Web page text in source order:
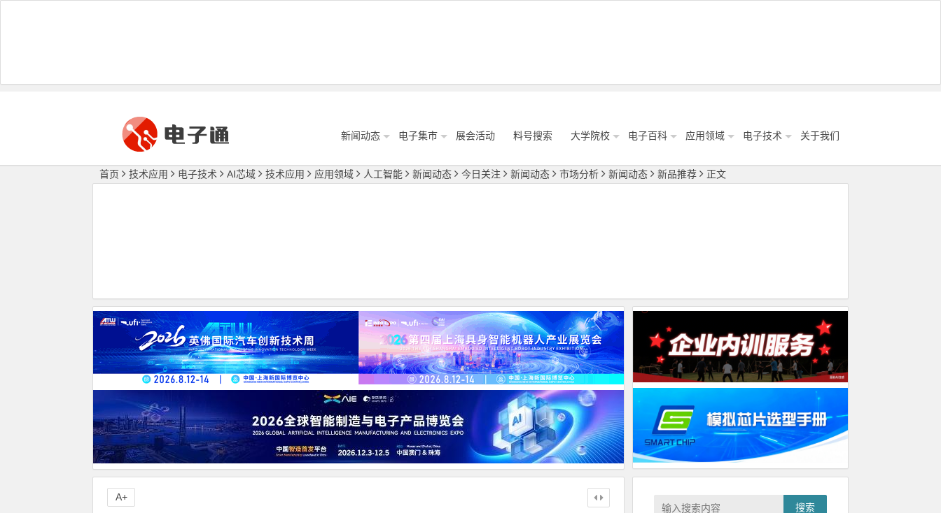
新闻动态 电子集市 展会活动 料号搜索 大学院校 电子百科 应用领域 电子技术 关于我们
首页 技术应用 电子技术 AI芯域 技术应用 应用领域 人工智能 新闻动态 今日关注 新闻动态 市场分析 新闻动态 新品推荐 正文
A+
搜索